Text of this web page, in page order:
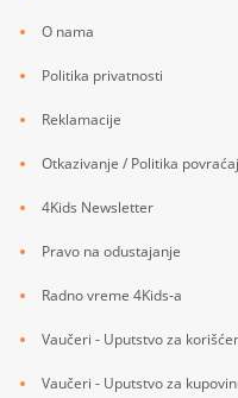
O nama
Politika privatnosti
Reklamacije
Otkazivanje / Politika
4Kids Newsletter
Pravo na odustajanje
Radno vreme 4Kids-a
Vaučeri - Uputstvo za
Vaučeri - Uputstvo za